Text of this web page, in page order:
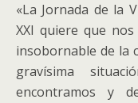
«La Jornada de la
XXI quiere que
insobornable de la
gravísima
encontramos y